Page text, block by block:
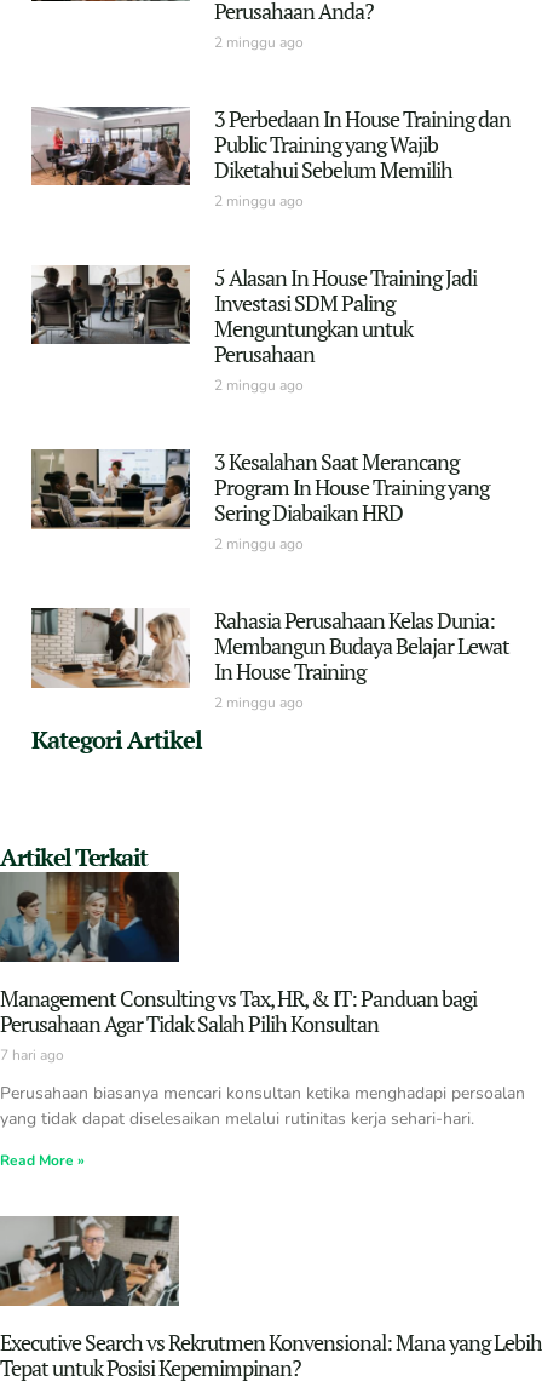
Perusahaan Anda?
2 minggu ago
3 Perbedaan In House Training dan
Public Training yang Wajib
Diketahui Sebelum Memilih
2 minggu ago
5 Alasan In House Training Jadi
Investasi SDM Paling
Menguntungkan untuk
Perusahaan
2 minggu ago
3 Kesalahan Saat Merancang
Program In House Training yang
Sering Diabaikan HRD
2 minggu ago
Rahasia Perusahaan Kelas Dunia:
Membangun Budaya Belajar Lewat
In House Training
2 minggu ago
Kategori Artikel
Artikel Terkait
Management Consulting vs Tax, HR, & IT: Panduan bagi
Perusahaan Agar Tidak Salah Pilih Konsultan
7 hari ago
Perusahaan biasanya mencari konsultan ketika menghadapi persoalan
yang tidak dapat diselesaikan melalui rutinitas kerja sehari-hari.
Read More »
Executive Search vs Rekrutmen Konvensional: Mana yang Lebih
Tepat untuk Posisi Kepemimpinan?